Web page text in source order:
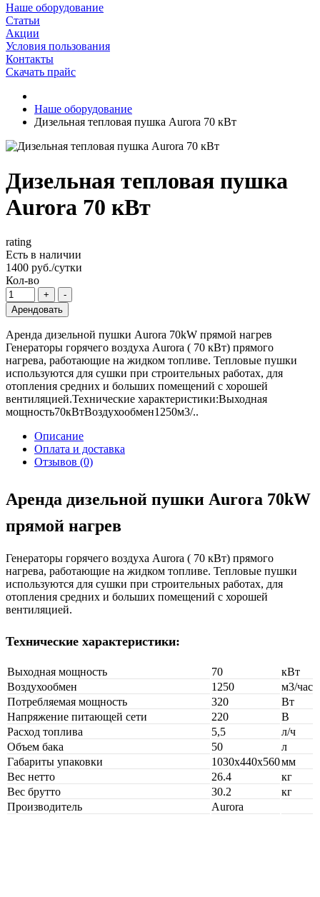
Наше оборудование
Статьи
Акции
Условия пользования
Контакты
Скачать прайс
Наше оборудование
Дизельная тепловая пушка Aurora 70 кВт
Дизельная тепловая пушка
Aurora 70 кВт
rating
Есть в наличии
1400 руб./сутки
Кол-во
Арендовать
Аренда дизельной пушки Aurora 70kW прямой нагрев
Генераторы горячего воздуха Aurora ( 70 кВт) прямого
нагрева, работающие на жидком топливе. Тепловые пушки
используются для сушки при строительных работах, для
отопления средних и больших помещений с хорошей
вентиляцией.Технические характеристики:Выходная
мощность70кВтВоздухообмен1250м3/..
Описание
Оплата и доставка
Отзывов (0)
Аренда дизельной пушки Aurora 70kW
прямой нагрев
Генераторы горячего воздуха Aurora ( 70 кВт) прямого
нагрева, работающие на жидком топливе. Тепловые пушки
используются для сушки при строительных работах, для
отопления средних и больших помещений с хорошей
вентиляцией.
Технические характеристики:
Выходная мощность 70
кВт
Воздухообмен
1250
м3/час
Потребляемая мощность
320
Вт
Напряжение питающей сети
220
В
Расход топлива
5,5
л/ч
Объем бака
50
л
Габариты упаковки
1030х440х560мм
Вес нетто
26.4
кг
Вес брутто
30.2
кг
Производитель
Aurora